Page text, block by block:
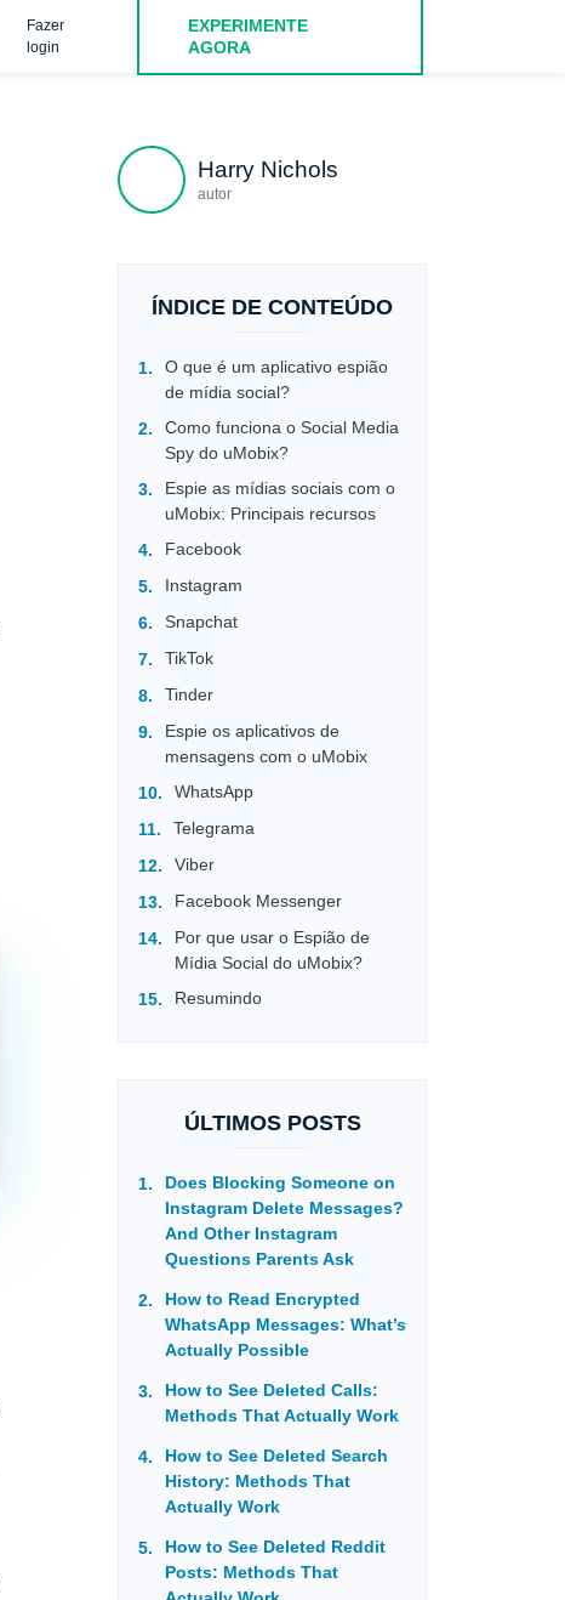
Fazer
login
EXPERIMENTE
AGORA
Harry Nichols
autor
ÍNDICE DE CONTEÚDO
O que é um aplicativo espião
de mídia social?
Como funciona o Social Media
Spy do uMobix?
Espie as mídias sociais com o
uMobix: Principais recursos
Facebook
Instagram
Snapchat
TikTok
Tinder
Espie os aplicativos de
mensagens com o uMobix
WhatsApp
Telegrama
Viber
Facebook Messenger
Por que usar o Espião de
Mídia Social do uMobix?
Resumindo
ÚLTIMOS POSTS
Does Blocking Someone on
Instagram Delete Messages?
And Other Instagram
Questions Parents Ask
How to Read Encrypted
WhatsApp Messages: What’s
Actually Possible
How to See Deleted Calls:
Methods That Actually Work
How to See Deleted Search
History: Methods That
Actually Work
How to See Deleted Reddit
Posts: Methods That
WhatsApp Telegrama